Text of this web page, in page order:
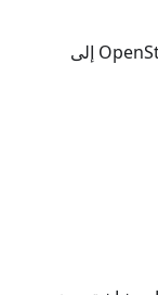
تم تحويل تسجيل الدخول إلى OpenStreetMap إلى